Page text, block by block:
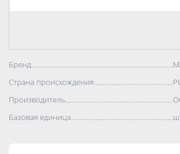
Бренд..................................................................................
Страна
Базовая